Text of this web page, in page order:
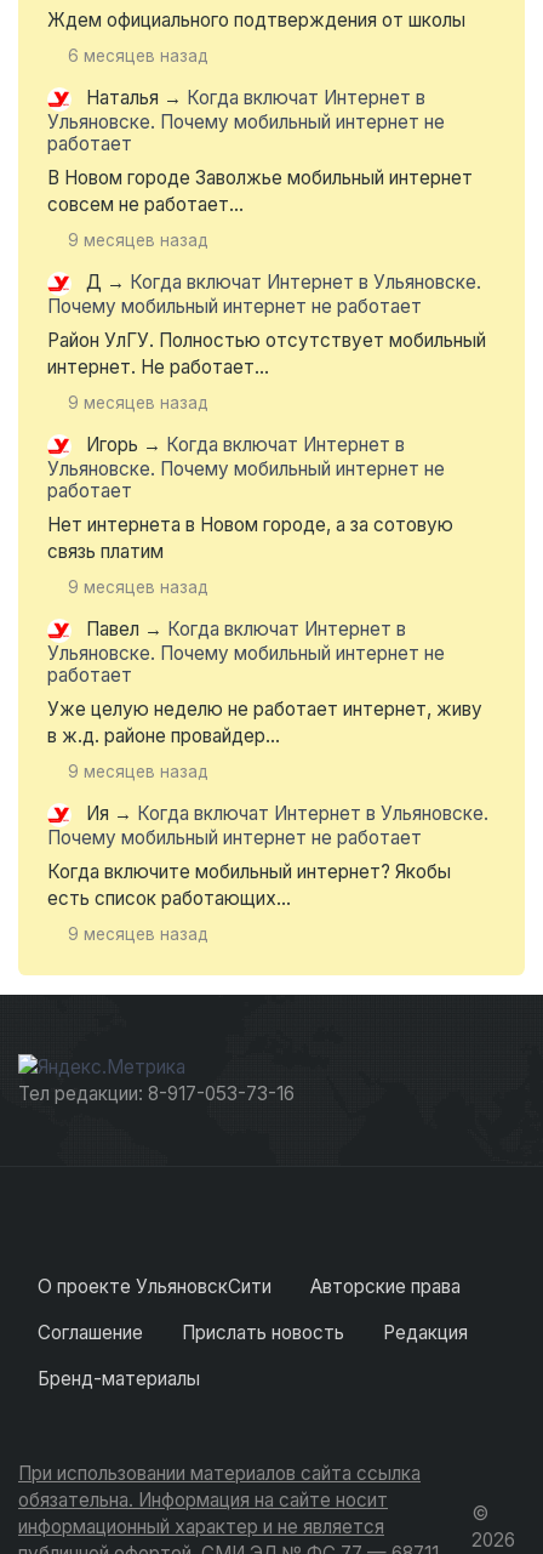
Ждем официального подтверждения от школы
6 месяцев назад
Наталья → Когда включат Интернет в
Ульяновске. Почему мобильный интернет не
работает
В Новом городе Заволжье мобильный интернет
совсем не работает...
9 месяцев назад
Д → Когда включат Интернет в Ульяновске.
Почему мобильный интернет не работает
Район УлГУ. Полностью отсутствует мобильный
интернет. Не работает...
9 месяцев назад
Игорь → Когда включат Интернет в
Ульяновске. Почему мобильный интернет не
работает
Нет интернета в Новом городе, а за сотовую
связь платим
9 месяцев назад
Павел → Когда включат Интернет в
Ульяновске. Почему мобильный интернет не
работает
Уже целую неделю не работает интернет, живу
в ж.д. районе провайдер...
9 месяцев назад
Ия → Когда включат Интернет в Ульяновске.
Почему мобильный интернет не работает
Когда включите мобильный интернет? Якобы
есть список работающих...
9 месяцев назад
Тел редакции: 8-917-053-73-16
О проекте УльяновскСити
Авторские права
Соглашение
Прислать новость
Редакция
Бренд-материалы
При использовании материалов сайта ссылка
обязательна. Информация на сайте носит
информационный характер и не является
©
2026